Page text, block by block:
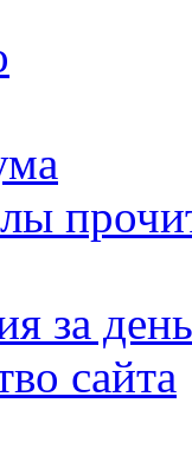
за день
сайта